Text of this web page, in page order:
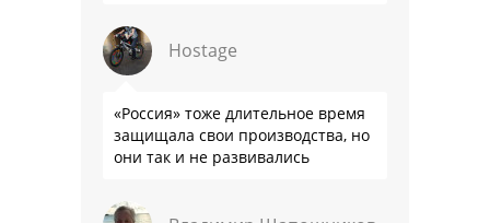
что прям эталон коррупции
Hostage
«Россия» тоже длительное время
защищала свои производства, но
они так и не развивались